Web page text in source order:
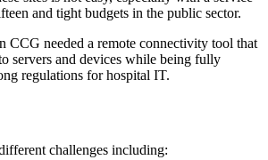
and tight budgets in the public sector.
needed a remote connectivity tool that
servers and devices while being fully
regulations for hospital IT.
challenges including: